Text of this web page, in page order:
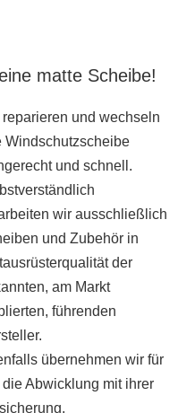
matte Scheibe!
reparieren und wechseln
Windschutzscheibe
und schnell.
wir ausschließlich
und Zubehör in
der
am Markt
führenden
übernehmen wir für
die Abwicklung mit ihrer